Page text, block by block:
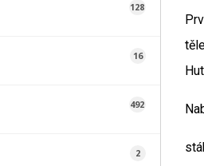
128
16
492
2